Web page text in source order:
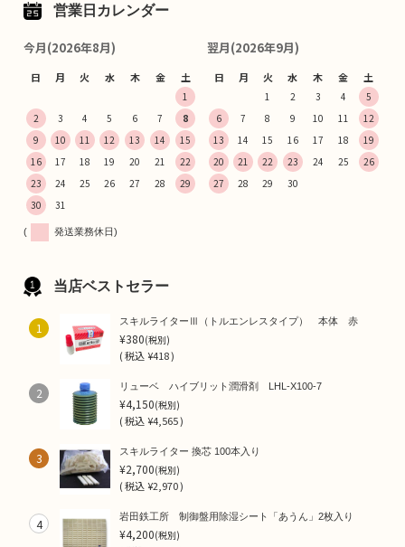
営業日カレンダー
今月(2026年8月)
日 月 火 水 木 金 土
1
2
3 4 5 6 7
8
9
10 11 12 13 14
15
16
17 18 19 20 21
22
23
24 25 26 27 28
29
30
31
翌月(2026年9月)
日 月 火 水 木 金 土
1 2 3 4
5
6
7 8 9 10 11
12
13
14 15 16 17 18
19
20
21 22 23 24 25
26
27
28 29 30
( 発送業務休日)
当店ベストセラー
1 スキルライターⅢ（トルエンレスタイプ） 本体 赤
¥380(税別)
(税込¥418 )
2 リューベ ハイブリット潤滑剤 LHL-X100-7
¥4,150(税別)
(税込¥4,565 )
3 スキルライター 換芯 100本入り
¥2,700(税別)
(税込¥2,970 )
4 岩田鉄工所 制御盤用除湿シート「あうん」2枚入り
¥4,200(税別)